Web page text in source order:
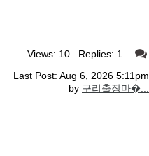
Views: 10 Replies: 1
Last Post: Aug 6, 2026 5:11pm
by 구리출장마�...